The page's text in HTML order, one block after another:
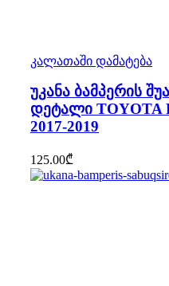
კალათაში დამატება
უკანა ბამპერის შუა
დეტალი TOYOTA
2017-2019
125.00₾